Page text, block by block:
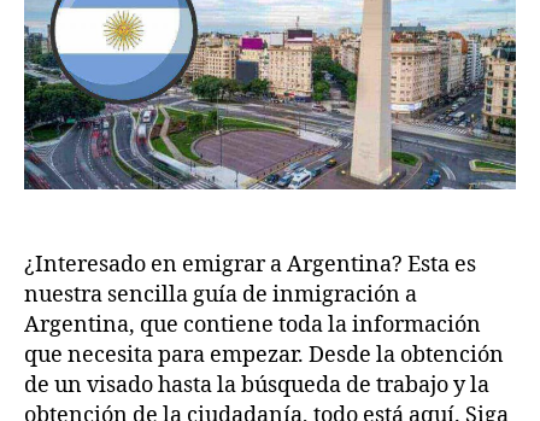
¿Interesado en emigrar a Argentina? Esta es
nuestra sencilla guía de inmigración a
Argentina, que contiene toda la información
que necesita para empezar. Desde la obtención
de un visado hasta la búsqueda de trabajo y la
obtención de la ciudadanía, todo está aquí. Siga